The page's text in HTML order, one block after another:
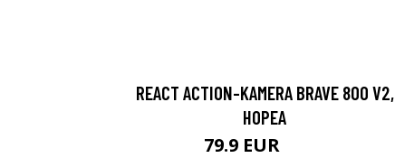
REACT ACTION-KAMERA BRAVE 800 V2,
HOPEA
79.9 EUR